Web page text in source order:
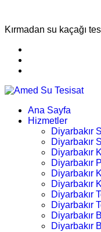
Kırmadan su kaçağı
Ana Sayfa
Hizmetler
Diyarbakır
Diyarbakır
Diyarbakır
Diyarbakır
Diyarbakır
Diyarbakır
Diyarbakır
Diyarbakır
Diyarbakır
Diyarbakır